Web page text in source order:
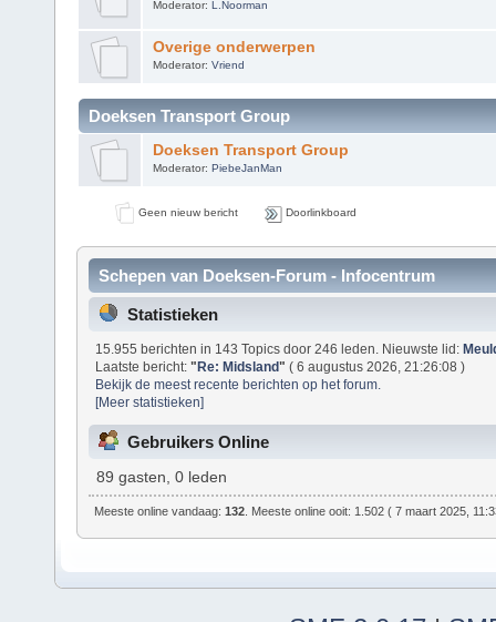
Moderator: L.Noorman
Overige onderwerpen
Moderator: Vriend
Doeksen Transport Group
Doeksen Transport Group
Moderator: PiebeJanMan
Geen nieuw bericht Doorlinkboard
Schepen van Doeksen-Forum - Infocentrum
Statistieken
15.955 berichten in 143 Topics door 246 leden. Nieuwste lid:
Laatste bericht:"Re: Midsland" ( 6 augustus 2026, 21:26:08 )
Bekijk de meest recente berichten op het forum.
[Meer statistieken]
Gebruikers Online
89 gasten, 0 leden
Meeste online vandaag:132 . Meeste online ooit: 1.502 ( 7 maart 2025,